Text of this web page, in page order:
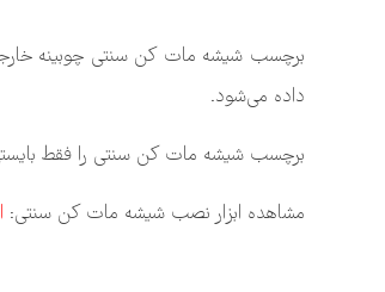
داده می‌شود.
برچسب شیشه مات کن سنتی را فقط
مشاهده ابزار نصب شیشه مات کن سنتی: